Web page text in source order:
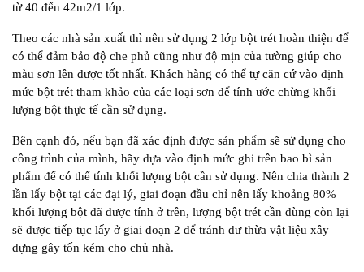
từ 40 đến 42m2/1 lớp.
Theo các nhà sản xuất thì nên sử dụng 2 lớp bột trét hoàn thiện để
có thể đảm bảo độ che phủ cũng như độ mịn của tường giúp cho
màu sơn lên được tốt nhất. Khách hàng có thể tự căn cứ vào định
mức bột trét tham khảo của các loại sơn để tính ước chừng khối
lượng bột thực tế cần sử dụng.
Bên cạnh đó, nếu bạn đã xác định được sản phẩm sẽ sử dụng cho
công trình của mình, hãy dựa vào định mức ghi trên bao bì sản
phẩm để có thể tính khối lượng bột cần sử dụng. Nên chia thành 2
lần lấy bột tại các đại lý, giai đoạn đầu chỉ nên lấy khoảng 80%
khối lượng bột đã được tính ở trên, lượng bột trét cần dùng còn lại
sẽ được tiếp tục lấy ở giai đoạn 2 để tránh dư thừa vật liệu xây
dựng gây tốn kém cho chủ nhà.